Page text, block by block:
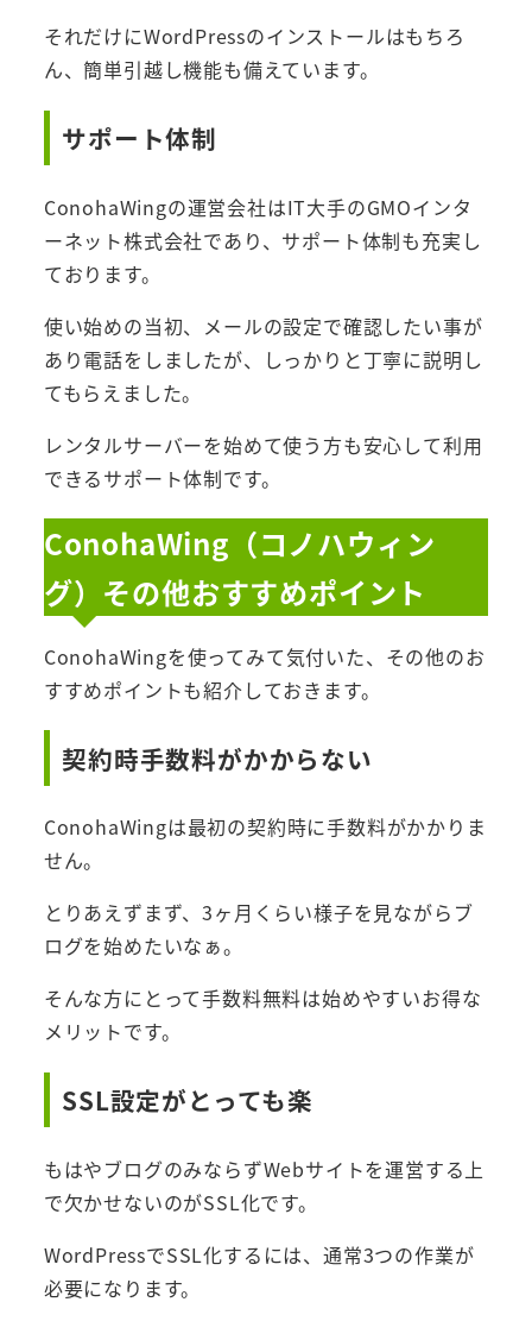
それだけにWordPressのインストールはもちろ
ん、簡単引越し機能も備えています。
サポート体制
ConohaWingの運営会社はIT大手のGMOインタ
ーネット株式会社であり、サポート体制も充実し
ております。
使い始めの当初、メールの設定で確認したい事が
あり電話をしましたが、しっかりと丁寧に説明し
てもらえました。
レンタルサーバーを始めて使う方も安心して利用
できるサポート体制です。
ConohaWing（コノハウィン
グ）その他おすすめポイント
ConohaWingを使ってみて気付いた、その他のお
すすめポイントも紹介しておきます。
契約時手数料がかからない
ConohaWingは最初の契約時に手数料がかかりま
せん。
とりあえずまず、3ヶ月くらい様子を見ながらブ
ログを始めたいなぁ。
そんな方にとって手数料無料は始めやすいお得な
メリットです。
SSL設定がとっても楽
もはやブログのみならずWebサイトを運営する上
で欠かせないのがSSL化です。
WordPressでSSL化するには、通常3つの作業が
必要になります。